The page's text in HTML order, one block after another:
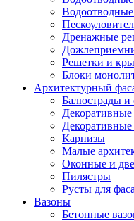
Дренажные
Решетки и
Блоки
Архитектурный
Балюстрады и
Декоративные
Карнизы
Малые
Оконные и
Пилястры
Русты для
Вазоны
Бетонные